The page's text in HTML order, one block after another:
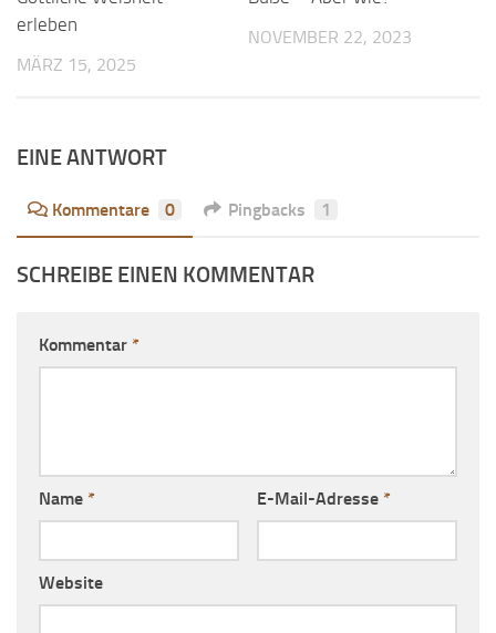
erleben
MÄRZ 15, 2025
NOVEMBER 22, 2023
EINE ANTWORT
Kommentare 0 Pingbacks 1
SCHREIBE EINEN KOMMENTAR
Kommentar *
Name * E-Mail-Adresse *
Website